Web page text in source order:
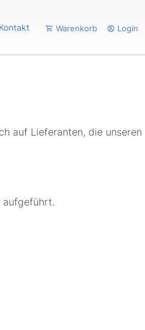
Kontakt Warenkorb Login
auf Lieferanten, die unseren
aufgeführt.